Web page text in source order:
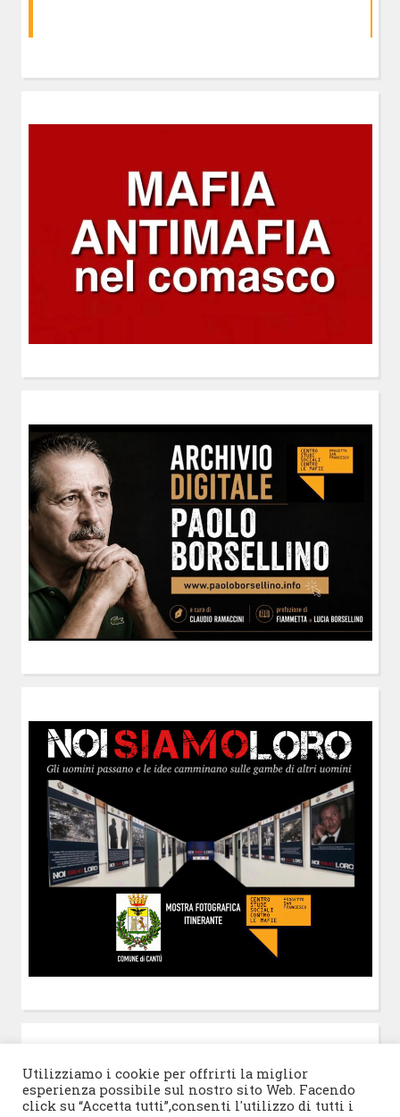
Utilizziamo i cookie per offrirti la miglior
esperienza possibile sul nostro sito Web. Facendo
click su “Accetta tutti”,consenti l'utilizzo di tutti i